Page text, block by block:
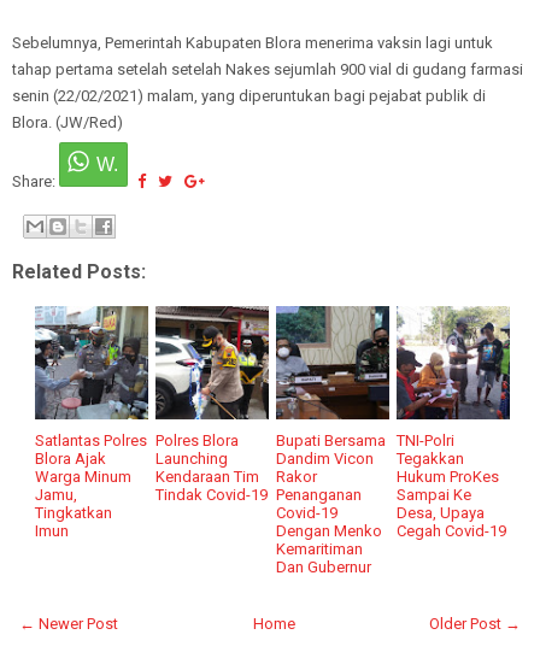
Sebelumnya, Pemerintah Kabupaten Blora menerima vaksin lagi untuk
tahap pertama setelah setelah Nakes sejumlah 900 vial di gudang farmasi
senin (22/02/2021) malam, yang diperuntukan bagi pejabat publik di
Blora. (JW/Red)
Share:
Related Posts:
Satlantas Polres
Blora Ajak
Warga Minum
Jamu,
Tingkatkan
Imun
Polres Blora
Launching
Kendaraan Tim
Tindak Covid-19
Bupati Bersama
Dandim Vicon
Rakor
Penanganan
Covid-19
Dengan Menko
Kemaritiman
Dan Gubernur
TNI-Polri
Tegakkan
Hukum ProKes
Sampai Ke
Desa, Upaya
Cegah Covid-19
← Newer Post Older Post →
Home